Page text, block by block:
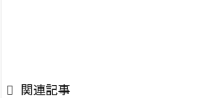
 関連記事